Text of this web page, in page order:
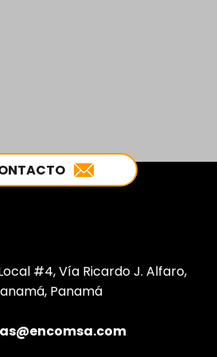
#4, Vía Ricardo J. Alfaro,
Panamá